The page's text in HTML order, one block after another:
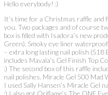
Hello everybody! :)
It’s time for a Christmas raffle and
you. Two packages and of course
box is filled with Isadora’s new
Green), Smoky eye liner
– extra long lasting nail polish (518
includes Mavala’s Gel Finish Top
:) The second box of this raffle
nail polishes. Miracle Gel 500 Mad
I used Sally Hansen’s Miracle Gel
:) I also got Oriflame’s The ONE